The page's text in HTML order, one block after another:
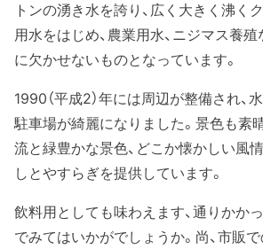
トンの湧き水を誇り、広く大きく沸く
用水をはじめ、農業用水、ニジマス養
に欠かせないものとなっています。
1990（平成2）年には周辺が整備され、
駐車場が綺麗になりました。景色も素
流と緑豊かな景色、どこか懐かしい風
しとやすらぎを提供しています。
飲料用としても味わえます、通りかか
でみてはいかがでしょうか。尚、市販